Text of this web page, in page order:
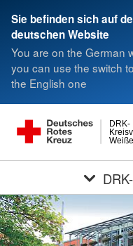
Sie befinden sich auf
deutschen Website
You are on the German
you can use the switch
the English one
DRK-